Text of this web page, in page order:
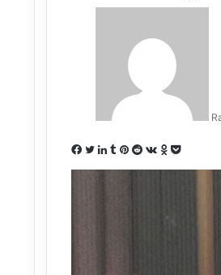
Facebook
Twitter
LinkedIn
Tumblr
Pinterest
RedditVKontakte
Pocket